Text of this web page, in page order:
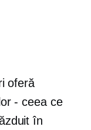
oferă
- ceea ce
în